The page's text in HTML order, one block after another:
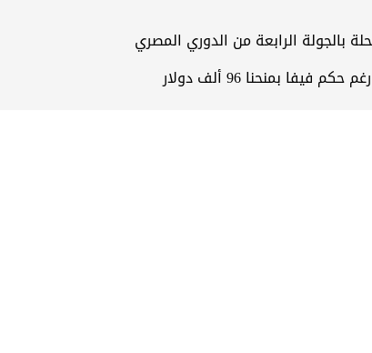
بالجولة الرابعة من الدوري المصري
بمنحنا 96 ألف دولار